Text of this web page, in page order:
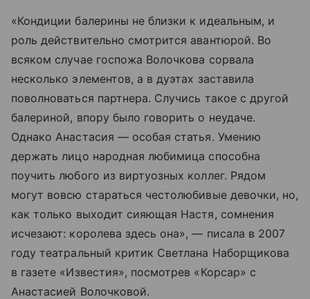
«Кондиции балерины не близки к идеальным, и
роль действительно смотрится авантюрой. Во
всяком случае госпожа Волочкова сорвала
несколько элементов, а в дуэтах заставила
поволноваться партнера. Случись такое с другой
балериной, впору было говорить о неудаче.
Однако Анастасия — особая статья. Умению
держать лицо народная любимица способна
поучить любого из виртуозных коллег. Рядом
могут вовсю стараться честолюбивые девочки, но,
как только выходит сияющая Настя, сомнения
исчезают: королева здесь она», — писала в 2007
году театральный критик Светлана Наборщикова
в газете «Известия», посмотрев «Корсар» с
Анастасией Волочковой.